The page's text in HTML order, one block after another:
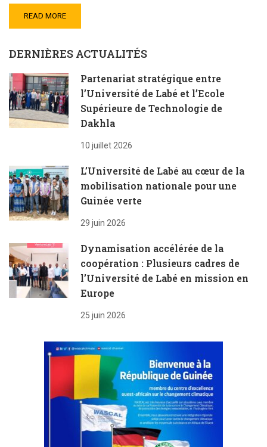
READ MORE
DERNIÈRES ACTUALITÉS
Partenariat stratégique entre
l’Université de Labé et l’Ecole
Supérieure de Technologie de
Dakhla
10 juillet 2026
L’Université de Labé au cœur de la
mobilisation nationale pour une
Guinée verte
29 juin 2026
Dynamisation accélérée de la
coopération : Plusieurs cadres de
l’Université de Labé en mission en
Europe
25 juin 2026